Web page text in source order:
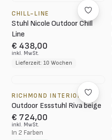
CHILL-LINE
Stuhl Nicole Outdoor Chill
Line
€ 438,00
inkl. MwSt.
Lieferzeit: 10 Wochen
RICHMOND INTERIORS
Outdoor Essstuhl Riva beige
€ 724,00
inkl. MwSt.
In 2 Farben